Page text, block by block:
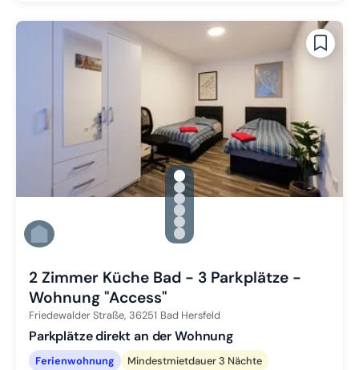
gallery.slide_selector
Zu Slide 1 wechseln
Zu Slide 2 wechseln
Zu Slide 3 wechseln
Zu Slide 4 wechseln
Zu Slide 5 wechseln
Zu Slide 6 wechseln
2 Zimmer Küche Bad - 3 Parkplätze -
Wohnung "Access"
Friedewalder Straße, 36251 Bad Hersfeld
Parkplätze direkt an der Wohnung
Ferienwohnung
Mindestmietdauer 3 Nächte